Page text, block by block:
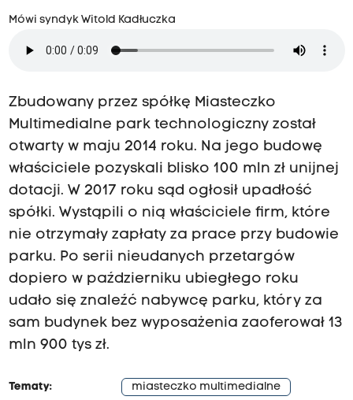
Mówi syndyk Witold Kadłuczka
Zbudowany przez spółkę Miasteczko
Multimedialne park technologiczny został
otwarty w maju 2014 roku. Na jego budowę
właściciele pozyskali blisko 100 mln zł unijnej
dotacji. W 2017 roku sąd ogłosił upadłość
spółki. Wystąpili o nią właściciele firm, które
nie otrzymały zapłaty za prace przy budowie
parku. Po serii nieudanych przetargów
dopiero w październiku ubiegłego roku
udało się znaleźć nabywcę parku, który za
sam budynek bez wyposażenia zaoferował 13
mln 900 tys zł.
Tematy:
miasteczko multimedialne